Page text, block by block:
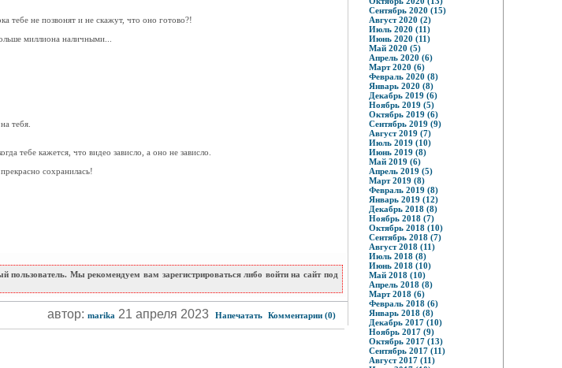
тебе не позвонят и не скажут, что оно готово?!
миллиона наличными...
тебя.
тебе кажется, что видео зависло, а оно не зависло.
сохранилась!
пользователь. Мы рекомендуем вам зарегистрироваться либо войти на сайт под
автор: marika 21 апреля 2023 Напечатать Комментарии (0)
Сентябрь 2020 (15)
Август 2020 (2)
Июль 2020 (11)
Июнь 2020 (11)
Май 2020 (5)
Апрель 2020 (6)
Март 2020 (6)
Февраль 2020 (8)
Январь 2020 (8)
Декабрь 2019 (6)
Ноябрь 2019 (5)
Октябрь 2019 (6)
Сентябрь 2019 (9)
Август 2019 (7)
Июль 2019 (10)
Июнь 2019 (8)
Май 2019 (6)
Апрель 2019 (5)
Март 2019 (8)
Февраль 2019 (8)
Январь 2019 (12)
Декабрь 2018 (8)
Ноябрь 2018 (7)
Октябрь 2018 (10)
Сентябрь 2018 (7)
Август 2018 (11)
Июль 2018 (8)
Июнь 2018 (10)
Май 2018 (10)
Апрель 2018 (8)
Март 2018 (6)
Февраль 2018 (6)
Январь 2018 (8)
Декабрь 2017 (10)
Ноябрь 2017 (9)
Октябрь 2017 (13)
Сентябрь 2017 (11)
Август 2017 (11)